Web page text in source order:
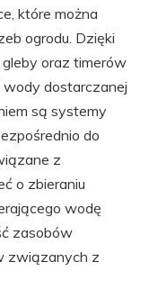
które można
ogrodu. Dzięki
oraz timerów
dostarczanej
są systemy
do
z
o zbieraniu
wodę
zasobów
związanych z